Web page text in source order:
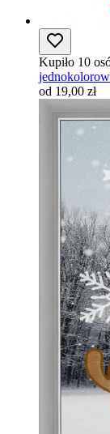
Kupiło 10
od 19,00 zł